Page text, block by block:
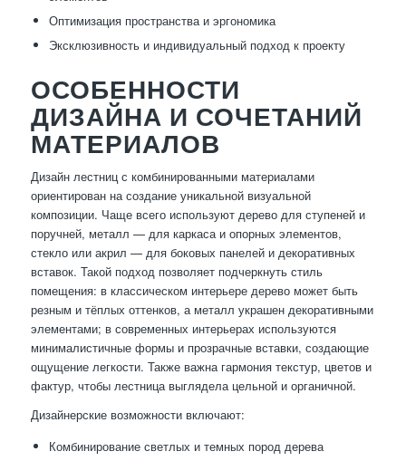
Оптимизация пространства и эргономика
Эксклюзивность и индивидуальный подход к проекту
ОСОБЕННОСТИ
ДИЗАЙНА И СОЧЕТАНИЙ
МАТЕРИАЛОВ
Дизайн лестниц с комбинированными материалами
ориентирован на создание уникальной визуальной
композиции. Чаще всего используют дерево для ступеней и
поручней, металл — для каркаса и опорных элементов,
стекло или акрил — для боковых панелей и декоративных
вставок. Такой подход позволяет подчеркнуть стиль
помещения: в классическом интерьере дерево может быть
резным и тёплых оттенков, а металл украшен декоративными
элементами; в современных интерьерах используются
минималистичные формы и прозрачные вставки, создающие
ощущение легкости. Также важна гармония текстур, цветов и
фактур, чтобы лестница выглядела цельной и органичной.
Дизайнерские возможности включают:
Комбинирование светлых и темных пород дерева